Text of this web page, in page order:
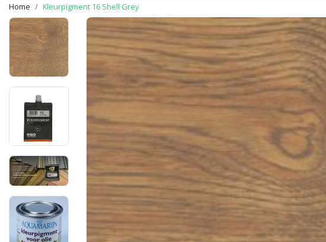
Home Kleurpigment 16 Shell Grey